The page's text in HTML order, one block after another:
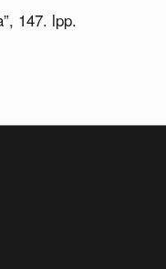
147. lpp.